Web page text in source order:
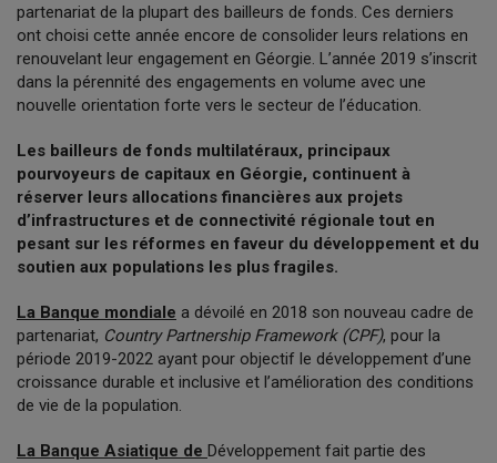
partenariat de la plupart des bailleurs de fonds. Ces derniers
ont choisi cette année encore de consolider leurs relations en
renouvelant leur engagement en Géorgie. L’année 2019 s’inscrit
dans la pérennité des engagements en volume avec une
nouvelle orientation forte vers le secteur de l’éducation.
Les bailleurs de fonds multilatéraux, principaux
pourvoyeurs de capitaux en Géorgie, continuent à
réserver leurs allocations financières aux projets
d’infrastructures et de connectivité régionale tout en
pesant sur les réformes en faveur du développement et du
soutien aux populations les plus fragiles.
La Banque mondiale a dévoilé en 2018 son nouveau cadre de
partenariat, Country Partnership Framework (CPF), pour la
période 2019-2022 ayant pour objectif le développement d’une
croissance durable et inclusive et l’amélioration des conditions
de vie de la population.
La Banque Asiatique de Développement fait partie des